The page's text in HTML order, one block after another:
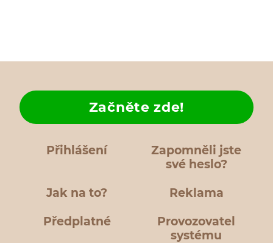
Přihlášení
Zapomněli jste
své heslo?
Jak na to?
Začněte zde!
Reklama
Předplatné
Provozovatel
systému